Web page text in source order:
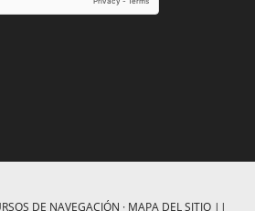
DE NAVEGACIÓN · MAPA DEL SITIO ||